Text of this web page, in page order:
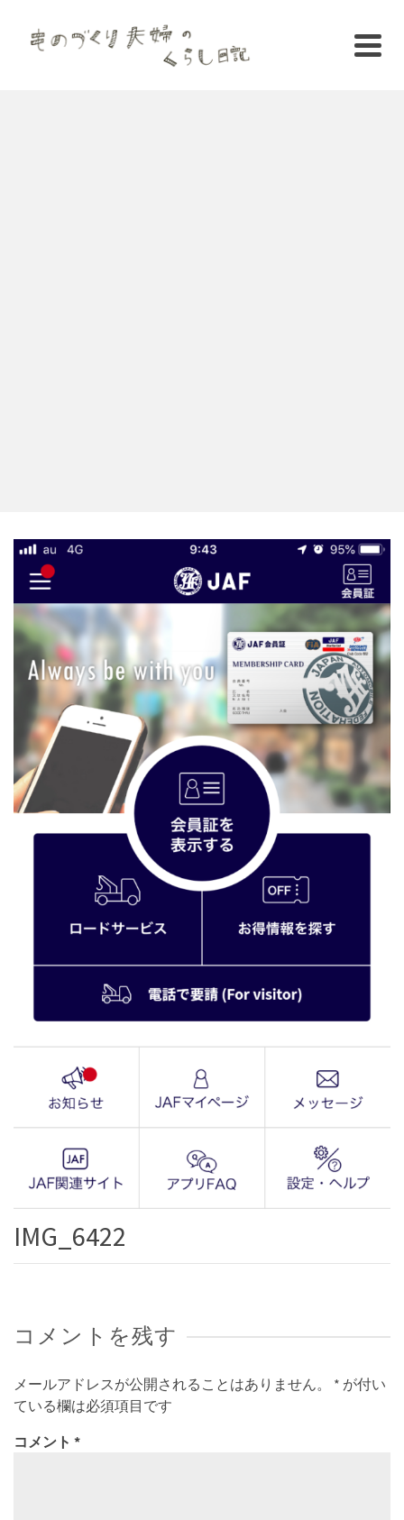
IMG_6422
コメントを残す
メールアドレスが公開されることはありません。 * が付い
ている欄は必須項目です
コメント *